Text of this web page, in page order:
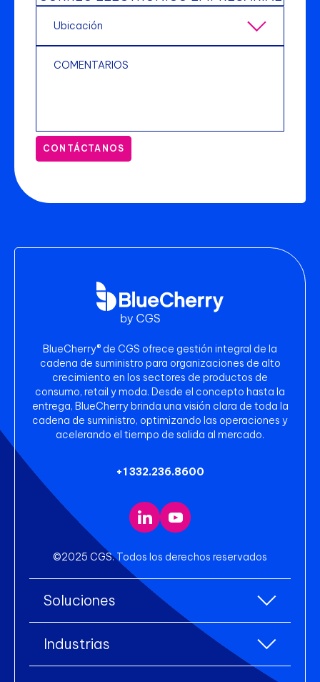
CONTÁCTANOS
BlueCherry® de CGS ofrece gestión integral de la
cadena de suministro para organizaciones de alto
crecimiento en los sectores de productos de
consumo, retail y moda. Desde el concepto hasta la
entrega, BlueCherry brinda una visión clara de toda la
cadena de suministro, optimizando las operaciones y
acelerando el tiempo de salida al mercado.
+1 332.236.8600
©2025 CGS. Todos los derechos reservados
Soluciones
Planificación de Recursos Empresariales
Industrias